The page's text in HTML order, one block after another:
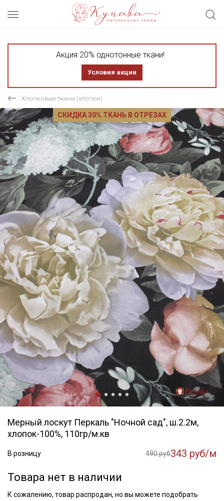
Акция 20% однотонные ткани!
Условия акции
Хлопковые ткани (хлопок)
СКИДКА 30% ТКАНЬ В ОТРЕЗАХ
Мерный лоскут Перкаль "Ночной сад", ш.2.2м,
хлопок-100%, 110гр/м.кв
В розницу 490 руб343 руб/м
Товара нет в наличии
К сожалению, товар распродан, но вы можете подобрать